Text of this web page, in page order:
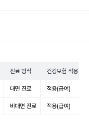
진료 방식 건강보험 적용
대면 진료 적용(급여)
비대면 진료 적용(급여)